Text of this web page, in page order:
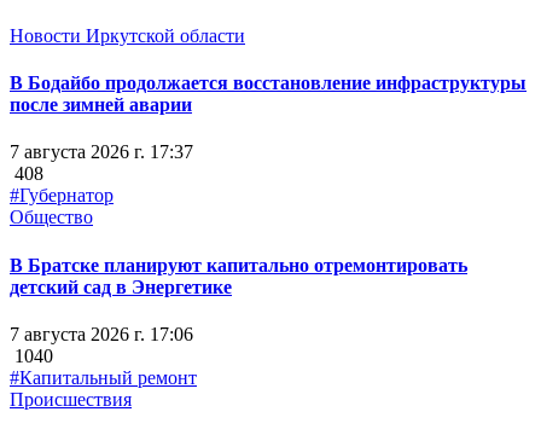
Новости Иркутской области
В Бодайбо продолжается восстановление инфраструктуры
после зимней аварии
7 августа 2026 г. 17:37
408
#Губернатор
Общество
В Братске планируют капитально отремонтировать
детский сад в Энергетике
7 августа 2026 г. 17:06
1040
#Капитальный ремонт
Происшествия